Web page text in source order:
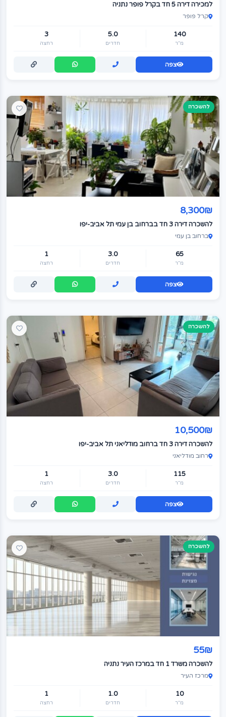
למכירה דירה 5 חד בקרל פופר נתניה
קרל פופר
140
מ"ר
5.0
חדרים
3
רחצה
צפה
להשכרה
8,300₪
להשכרה דירה 3 חד בברחוב בן עמי תל אביב-יפו
ברחוב בן עמי
65
מ"ר
3.0
חדרים
1
רחצה
צפה
להשכרה
10,500₪
להשכרה דירה 3 חד ברחוב מודליאני תל אביב-יפו
רחוב מודליאני
115
מ"ר
3.0
חדרים
1
רחצה
צפה
להשכרה
55₪
להשכרה משרד 1 חד במרכז העיר נתניה
מרכז העיר
10
מ"ר
1.0
חדרים
1
רחצה